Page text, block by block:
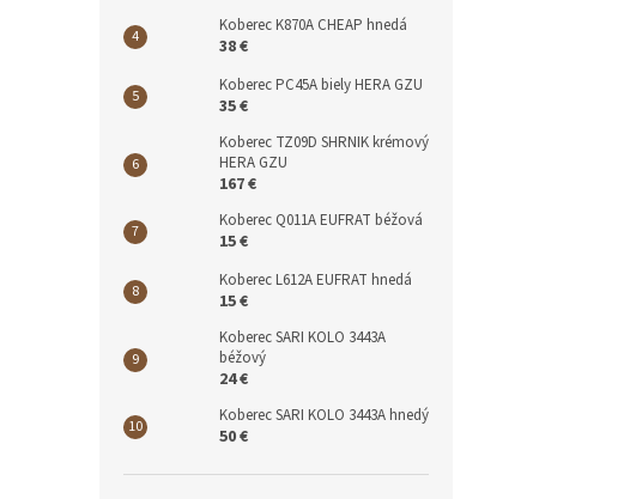
Koberec K870A CHEAP hnedá
38 €
Koberec PC45A biely HERA GZU
35 €
Koberec TZ09D SHRNIK krémový
HERA GZU
167 €
Koberec Q011A EUFRAT béžová
15 €
Koberec L612A EUFRAT hnedá
15 €
Koberec SARI KOLO 3443A
béžový
24 €
Koberec SARI KOLO 3443A hnedý
50 €